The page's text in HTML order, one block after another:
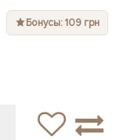
Бонусы: 109 грн